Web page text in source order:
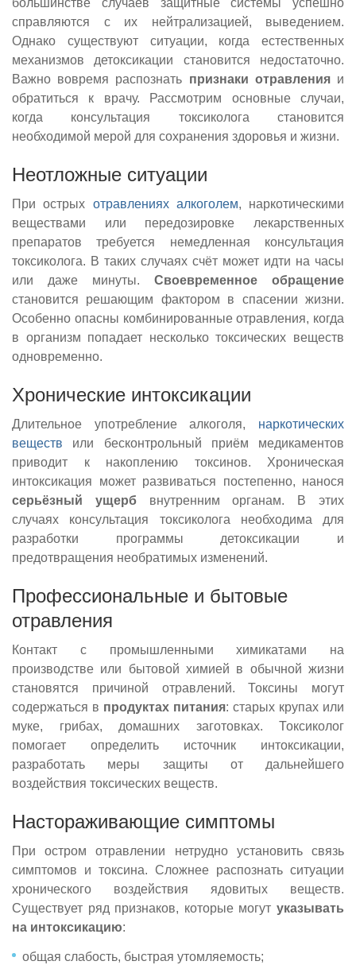
большинстве случаев защитные системы успешно
справляются с их нейтрализацией, выведением.
Однако существуют ситуации, когда естественных
механизмов детоксикации становится недостаточно.
Важно вовремя распознать признаки отравленияи
обратиться к врачу. Рассмотрим основные случаи,
когда консультация токсиколога становится
необходимой мерой для сохранения здоровья и жизни.
Неотложные ситуации
При острых отравлениях алкоголем, наркотическими
веществами или передозировке лекарственных
препаратов требуется немедленная консультация
токсиколога. В таких случаях счёт может идти на часы
или даже минуты. Своевременное обращение
становится решающим фактором в спасении жизни.
Особенно опасны комбинированные отравления, когда
в организм попадает несколько токсических веществ
одновременно.
Хронические интоксикации
Длительное употребление алкоголя, наркотических
веществ или бесконтрольный приём медикаментов
приводит к накоплению токсинов. Хроническая
интоксикация может развиваться постепенно, нанося
серьёзный ущербвнутренним органам. В этих
случаях консультация токсиколога необходима для
разработки программы детоксикации и
предотвращения необратимых изменений.
Профессиональные и бытовые
отравления
Контакт с промышленными химикатами на
производстве или бытовой химией в обычной жизни
становятся причиной отравлений. Токсины могут
содержаться в продуктах питания: старых крупах или
муке, грибах, домашних заготовках. Токсиколог
помогает определить источник интоксикации,
разработать меры защиты от дальнейшего
воздействия токсических веществ.
Настораживающие симптомы
При остром отравлении нетрудно установить связь
симптомов и токсина. Сложнее распознать ситуации
хронического воздействия ядовитых веществ.
Существует ряд признаков, которые могут указывать
на интоксикацию:
общая слабость, быстрая утомляемость;